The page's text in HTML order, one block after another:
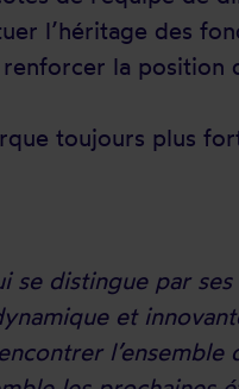
l’héritage des
la position
toujours plus
se distingue par
et
l’ensemble